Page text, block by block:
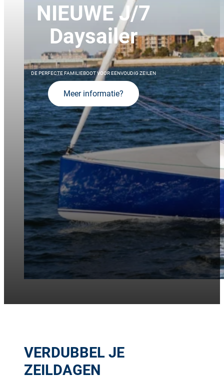
NIEUWE J/7
Daysailer
DE PERFECTE FAMILIEBOOT VOOR EENVOUDIG ZEILEN
VERDUBBEL JE
ZEILDAGEN